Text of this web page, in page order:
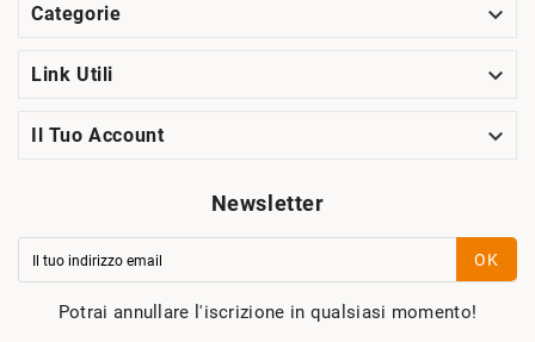
Categorie 
Link Utili 
Il Tuo Account 
Newsletter
OK
Potrai annullare l'iscrizione in qualsiasi momento!